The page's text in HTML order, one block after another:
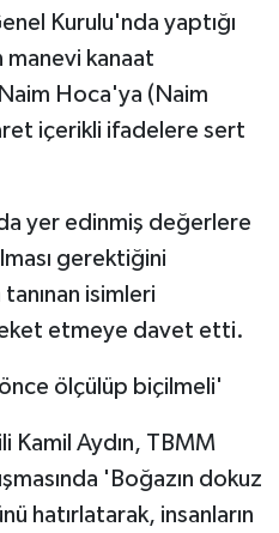
Kurulu'nda yaptığı
manevi kanaat
Hoca'ya (Naim
içerikli ifadelere sert
yer edinmiş değerlere
gerektiğini
isimleri
etmeye davet etti.
ölçülüp biçilmeli'
Kamil Aydın, TBMM
'Boğazın dokuz
hatırlatarak, insanların